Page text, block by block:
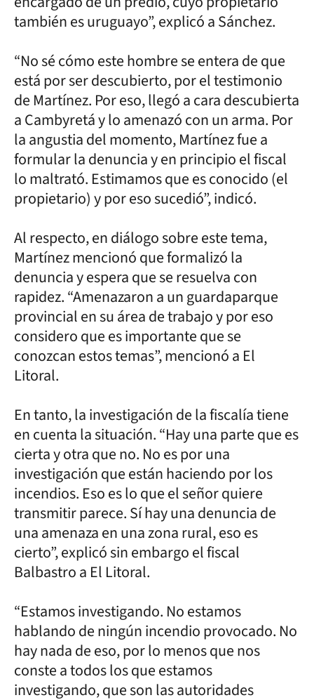
también es uruguayo”, explicó a Sánchez.
“No sé cómo este hombre se entera de que
está por ser descubierto, por el testimonio
de Martínez. Por eso, llegó a cara descubierta
a Cambyretá y lo amenazó con un arma. Por
la angustia del momento, Martínez fue a
formular la denuncia y en principio el fiscal
lo maltrató. Estimamos que es conocido (el
propietario) y por eso sucedió”, indicó.
Al respecto, en diálogo sobre este tema,
Martínez mencionó que formalizó la
denuncia y espera que se resuelva con
rapidez. “Amenazaron a un guardaparque
provincial en su área de trabajo y por eso
considero que es importante que se
conozcan estos temas”, mencionó a El
Litoral.
En tanto, la investigación de la fiscalía tiene
en cuenta la situación. “Hay una parte que es
cierta y otra que no. No es por una
investigación que están haciendo por los
incendios. Eso es lo que el señor quiere
transmitir parece. Sí hay una denuncia de
una amenaza en una zona rural, eso es
cierto”, explicó sin embargo el fiscal
Balbastro a El Litoral.
“Estamos investigando. No estamos
hablando de ningún incendio provocado. No
hay nada de eso, por lo menos que nos
conste a todos los que estamos
investigando, que son las autoridades